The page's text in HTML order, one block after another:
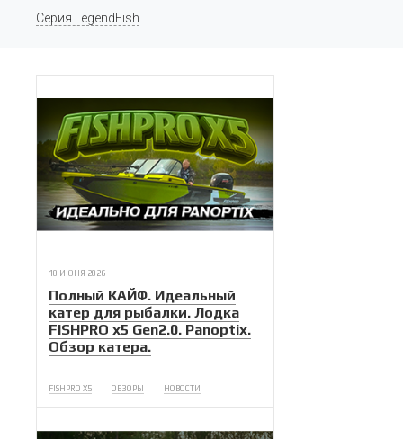
Серия LegendFish
10 ИЮНЯ 2026
Полный КАЙФ. Идеальный
катер для рыбалки. Лодка
FISHPRO x5 Gen2.0. Panoptix.
Обзор катера.
FISHPRO X5 ОБЗОРЫ НОВОСТИ